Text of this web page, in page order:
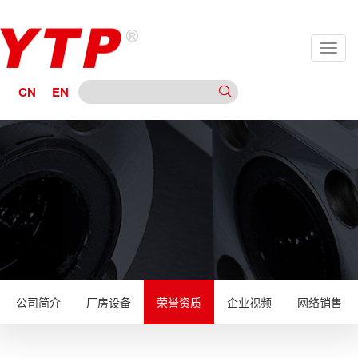
CN EN
公司简介 厂房设备 荣誉资质 企业视频 网络销售